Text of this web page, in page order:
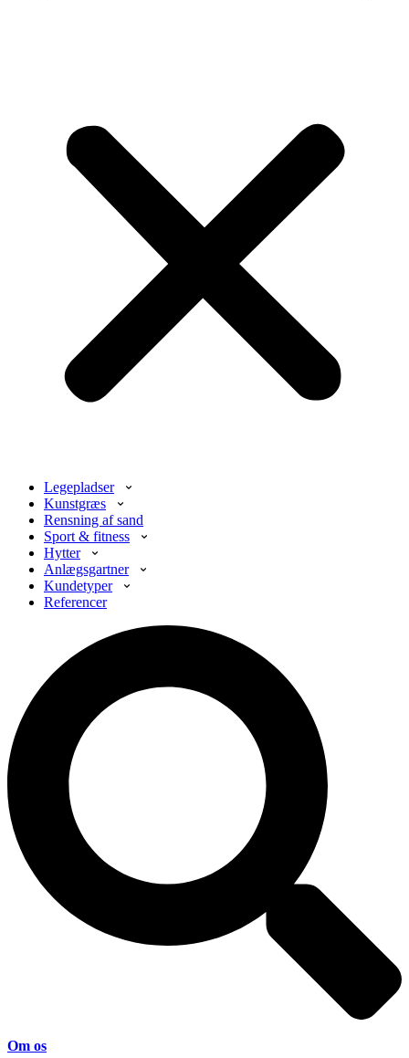
Legepladser
Kunstgræs
Rensning af sand
Sport & fitness
Hytter
Anlægsgartner
Kundetyper
Referencer
Om os